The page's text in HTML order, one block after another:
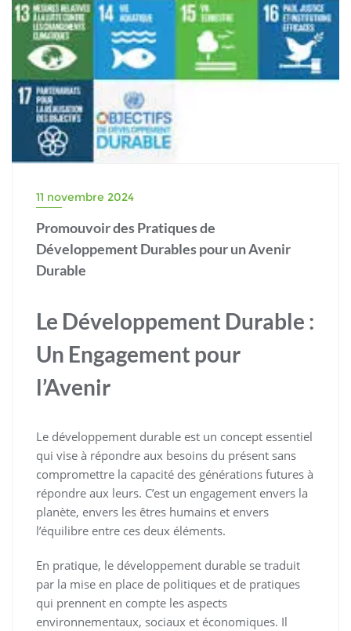
11 novembre 2024
Promouvoir des Pratiques de
Développement Durables pour un Avenir
Durable
Le Développement Durable :
Un Engagement pour
l’Avenir
Le développement durable est un concept essentiel
qui vise à répondre aux besoins du présent sans
compromettre la capacité des générations futures à
répondre aux leurs. C’est un engagement envers la
planète, envers les êtres humains et envers
l’équilibre entre ces deux éléments.
En pratique, le développement durable se traduit
par la mise en place de politiques et de pratiques
qui prennent en compte les aspects
environnementaux, sociaux et économiques. Il